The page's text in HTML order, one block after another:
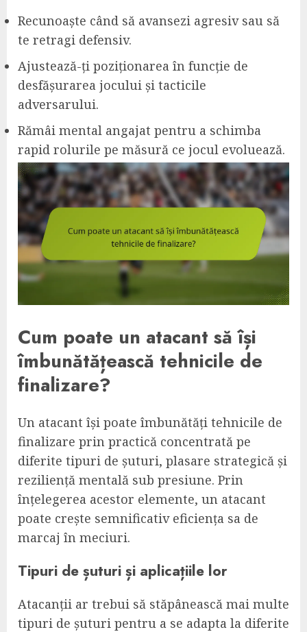
Recunoaște când să avansezi agresiv sau să
te retragi defensiv.
Ajustează-ți poziționarea în funcție de
desfășurarea jocului și tacticile
adversarului.
Rămâi mental angajat pentru a schimba
rapid rolurile pe măsură ce jocul evoluează.
Cum poate un atacant să își
îmbunătățească tehnicile de
finalizare?
Un atacant își poate îmbunătăți tehnicile de
finalizare prin practică concentrată pe
diferite tipuri de șuturi, plasare strategică și
reziliență mentală sub presiune. Prin
înțelegerea acestor elemente, un atacant
poate crește semnificativ eficiența sa de
marcaj în meciuri.
Tipuri de șuturi și aplicațiile lor
Atacanții ar trebui să stăpânească mai multe
tipuri de șuturi pentru a se adapta la diferite